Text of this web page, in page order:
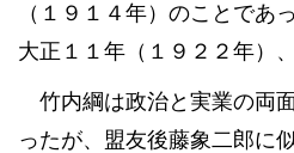
（１９１４年）のことであ
大正１１年（１９２２年）
竹内綱は政治と実業の両
ったが、盟友後藤象二郎に